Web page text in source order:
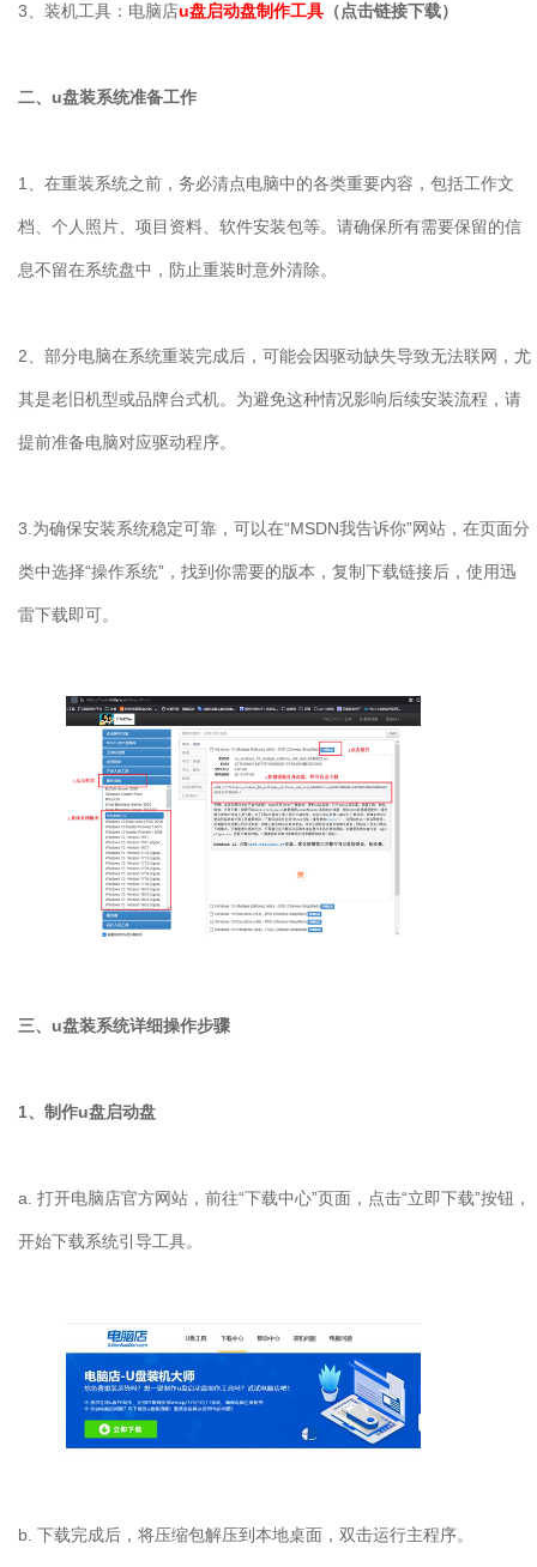
3、装机工具：电脑店u盘启动盘制作工具 （点击链接下载）
二、u盘装系统准备工作
1、在重装系统之前，务必清点电脑中的各类重要内容，包括工作文
档、个人照片、项目资料、软件安装包等。请确保所有需要保留的信
息不留在系统盘中，防止重装时意外清除。
2、部分电脑在系统重装完成后，可能会因驱动缺失导致无法联网，尤
其是老旧机型或品牌台式机。为避免这种情况影响后续安装流程，请
提前准备电脑对应驱动程序。
3.为确保安装系统稳定可靠，可以在“MSDN我告诉你”网站，在页面分
类中选择“操作系统”，找到你需要的版本，复制下载链接后，使用迅
雷下载即可。
三、u盘装系统详细操作步骤
1、制作u盘启动盘
a. 打开电脑店官方网站，前往“下载中心”页面，点击“立即下载”按钮，
开始下载系统引导工具。
b. 下载完成后，将压缩包解压到本地桌面，双击运行主程序。